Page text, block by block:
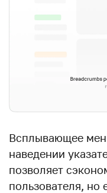
Всплывающее
наведении
позволяет
пользователя, но